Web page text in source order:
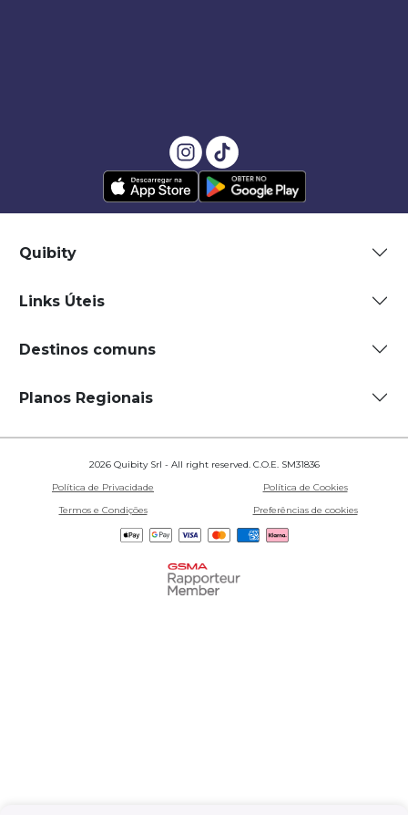
Quibity
Links Úteis
Destinos comuns
Planos Regionais
2026 Quibity Srl - All right reserved. C.O.E. SM31836
Política de Privacidade
Política de Cookies
Termos e Condições
Preferências de cookies